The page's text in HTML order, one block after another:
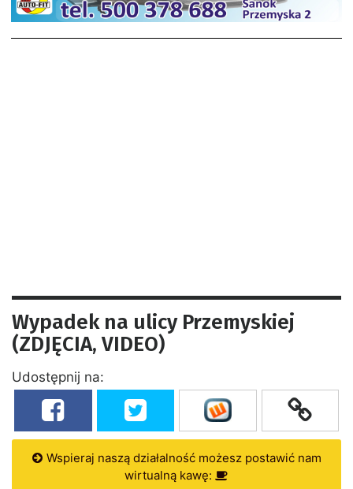
Wypadek na ulicy Przemyskiej
(ZDJĘCIA, VIDEO)
Udostępnij na:
Wspieraj naszą działalność możesz postawić nam
wirtualną kawę: